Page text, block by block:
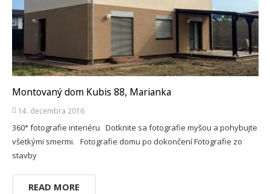
Montovaný dom Kubis 88, Marianka
14. decembra 2016
360° fotografie interiéru Dotknite sa fotografie myšou a pohybujte
všetkými smermi. Fotografie domu po dokončení Fotografie zo
stavby
READ MORE